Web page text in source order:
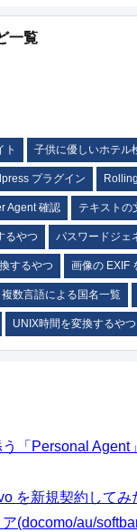
一覧
ト 子供に優しいホテル
プラグイン
Agent 確認 テキストの
るやつ パスワードジェ
するやつ 画像の EXIF
複数言語による国名一覧
UNIX時間を変換するやつ
「Personal Agent
を新規契約してみ
(docomo/au/